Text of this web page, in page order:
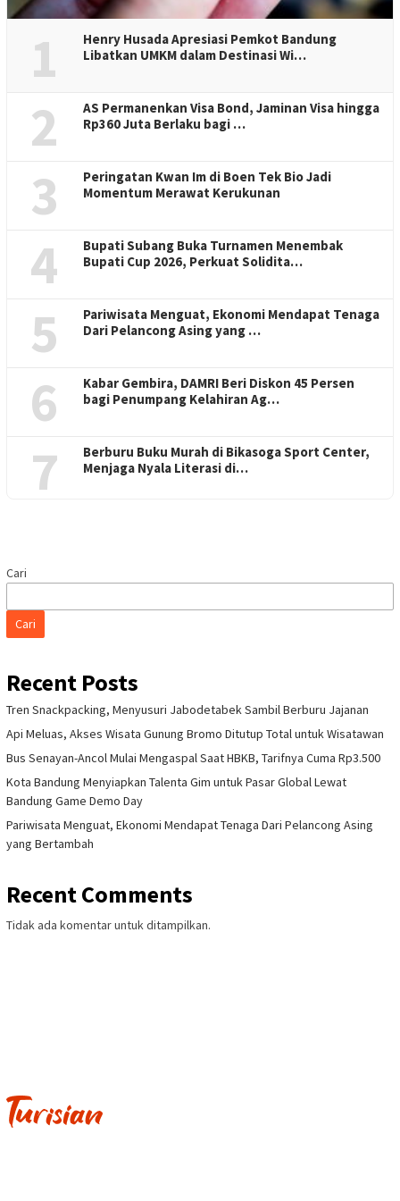
1
Henry Husada Apresiasi Pemkot Bandung
Libatkan UMKM dalam Destinasi Wi…
2
AS Permanenkan Visa Bond, Jaminan Visa hingga
Rp360 Juta Berlaku bagi …
3
Peringatan Kwan Im di Boen Tek Bio Jadi
Momentum Merawat Kerukunan
4
Bupati Subang Buka Turnamen Menembak
Bupati Cup 2026, Perkuat Solidita…
5
Pariwisata Menguat, Ekonomi Mendapat Tenaga
Dari Pelancong Asing yang …
6
Kabar Gembira, DAMRI Beri Diskon 45 Persen
bagi Penumpang Kelahiran Ag…
7
Berburu Buku Murah di Bikasoga Sport Center,
Menjaga Nyala Literasi di…
Cari
Cari
Recent Posts
Tren Snackpacking, Menyusuri Jabodetabek Sambil Berburu Jajanan
Api Meluas, Akses Wisata Gunung Bromo Ditutup Total untuk Wisatawan
Bus Senayan-Ancol Mulai Mengaspal Saat HBKB, Tarifnya Cuma Rp3.500
Kota Bandung Menyiapkan Talenta Gim untuk Pasar Global Lewat
Bandung Game Demo Day
Pariwisata Menguat, Ekonomi Mendapat Tenaga Dari Pelancong Asing
yang Bertambah
Recent Comments
Tidak ada komentar untuk ditampilkan.